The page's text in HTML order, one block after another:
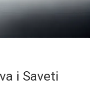
i Saveti